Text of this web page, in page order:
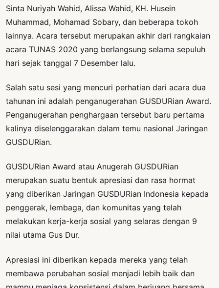
Sinta Nuriyah Wahid, Alissa Wahid, KH. Husein
Muhammad, Mohamad Sobary, dan beberapa tokoh
lainnya. Acara tersebut merupakan akhir dari rangkaian
acara TUNAS 2020 yang berlangsung selama sepuluh
hari sejak tanggal 7 Desember lalu.
Salah satu sesi yang mencuri perhatian dari acara dua
tahunan ini adalah penganugerahan GUSDURian Award.
Penganugerahan penghargaan tersebut baru pertama
kalinya diselenggarakan dalam temu nasional Jaringan
GUSDURian.
GUSDURian Award atau Anugerah GUSDURian
merupakan suatu bentuk apresiasi dan rasa hormat
yang diberikan Jaringan GUSDURian Indonesia kepada
penggerak, lembaga, dan komunitas yang telah
melakukan kerja-kerja sosial yang selaras dengan 9
nilai utama Gus Dur.
Apresiasi ini diberikan kepada mereka yang telah
membawa perubahan sosial menjadi lebih baik dan